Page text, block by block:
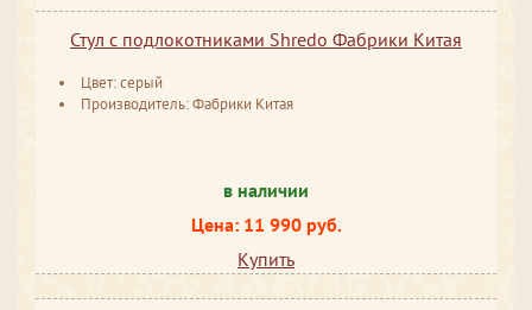
Стул с подлокотниками Shredo Фабрики Китая
Цвет: серый
Производитель: Фабрики Китая
в наличии
Цена: 11 990 руб.
Купить